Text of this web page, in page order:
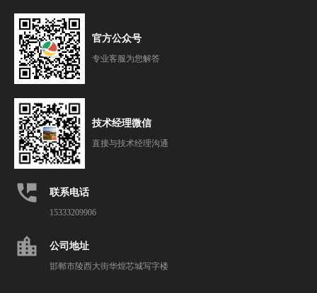
官方公众号
专业客服为您解答
技术经理微信
直接与技术经理沟通
perm_phone_msg 联系电话
15333209906
location_city 公司地址
邯郸市陵西大街华煌芯城写字楼